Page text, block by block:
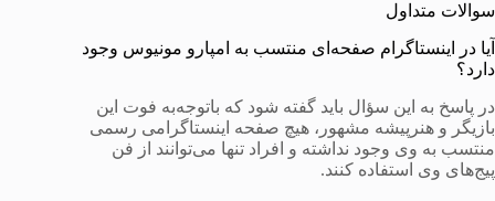
سوالات متداول
آیا در اینستاگرام صفحه‌ای منتسب به امپارو مونیوس وجود
دارد؟
در پاسخ به این سؤال باید گفته شود که باتوجه‌به فوت این
بازیگر و هنرپیشه مشهور، هیچ صفحه اینستاگرامی رسمی
منتسب به وی وجود نداشته و افراد تنها می‌توانند از فن
پیج‌های وی استفاده کنند.